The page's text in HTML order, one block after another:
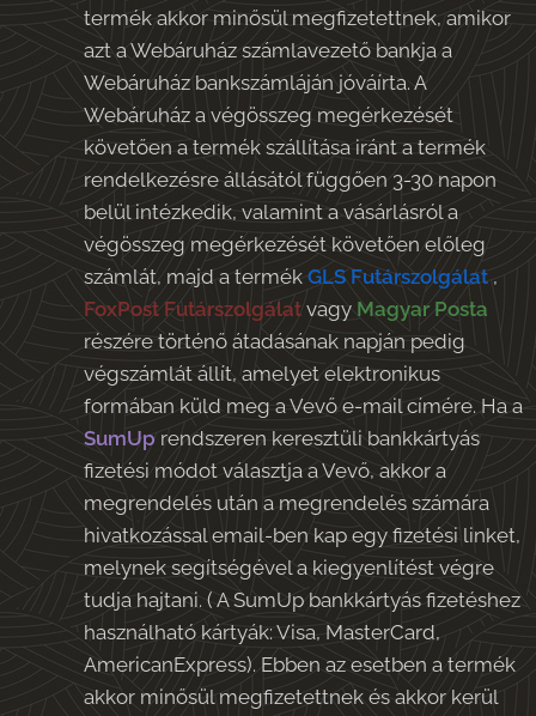
termék akkor minősül megfizetettnek, amikor
azt a Webáruház számlavezető bankja a
Webáruház bankszámláján jóváírta. A
Webáruház a végösszeg megérkezését
követően a termék szállítása iránt a termék
rendelkezésre állásától függően 3-30 napon
belül intézkedik, valamint a vásárlásról a
végösszeg megérkezését követően előleg
számlát, majd a termék GLS Futárszolgálat ,
FoxPost Futárszolgálat vagy Magyar Posta
részére történő átadásának napján pedig
végszámlát állít, amelyet elektronikus
formában küld meg a Vevő e-mail címére. Ha a
SumUp rendszeren keresztüli bankkártyás
fizetési módot választja a Vevő, akkor a
megrendelés után a megrendelés számára
hivatkozással email-ben kap egy fizetési linket,
melynek segítségével a kiegyenlítést végre
tudja hajtani. ( A SumUp bankkártyás fizetéshez
használható kártyák: Visa, MasterCard,
AmericanExpress). Ebben az esetben a termék
akkor minősül megfizetettnek és akkor kerül